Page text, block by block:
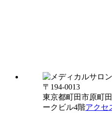
〒194-0013
東京都町田市原町
ークビル4階アクセ